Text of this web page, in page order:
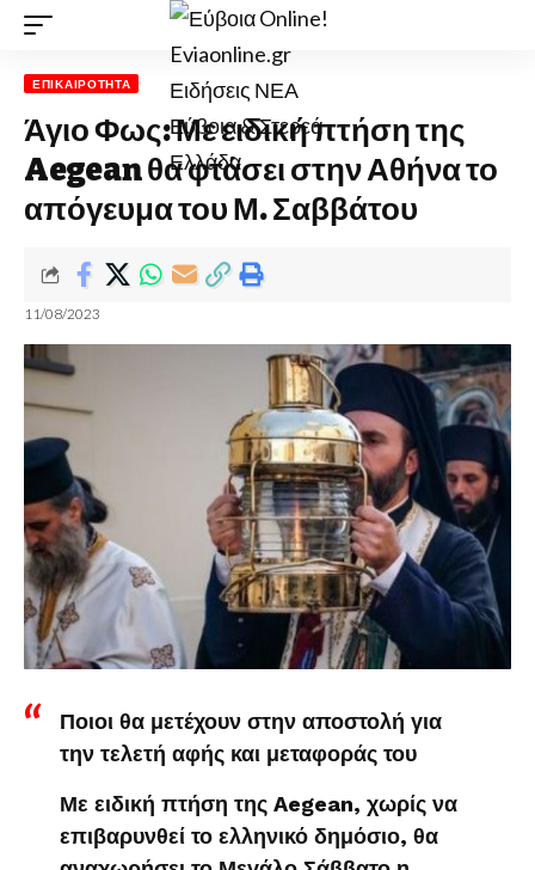
ΕΠΙΚΑΙΡΌΤΗΤΑ
Άγιο Φως: Με ειδική πτήση της
Aegean θα φτάσει στην Αθήνα το
απόγευμα του Μ. Σαββάτου
11/08/2023
Ποιοι θα μετέχουν στην αποστολή για
την τελετή αφής και μεταφοράς του
Με ειδική πτήση της Aegean, χωρίς να
επιβαρυνθεί το ελληνικό δημόσιο, θα